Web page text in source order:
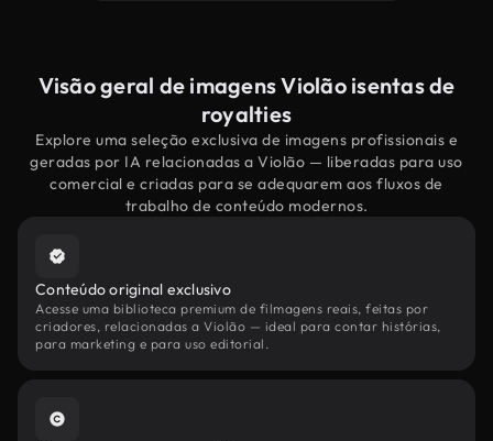
Visão geral de imagens Violão isentas de
royalties
Explore uma seleção exclusiva de imagens profissionais e
geradas por IA relacionadas a Violão — liberadas para uso
comercial e criadas para se adequarem aos fluxos de
trabalho de conteúdo modernos.
Conteúdo original exclusivo
Acesse uma biblioteca premium de filmagens reais, feitas por
criadores, relacionadas a Violão — ideal para contar histórias,
para marketing e para uso editorial.